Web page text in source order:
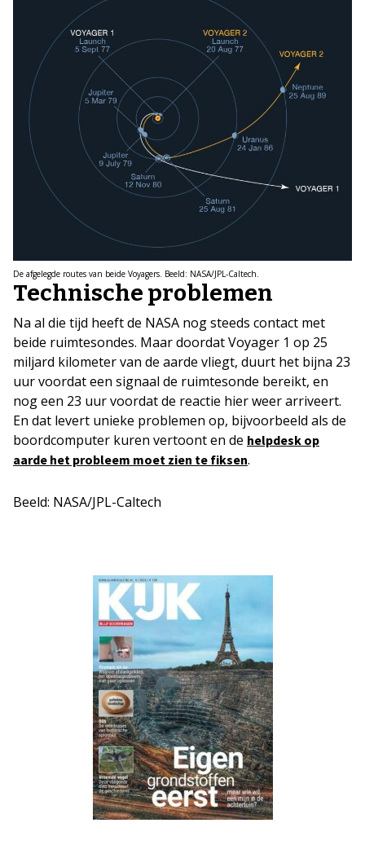
De afgelegde routes van beide Voyagers. Beeld: NASA/JPL-Caltech.
Technische problemen
Na al die tijd heeft de NASA nog steeds contact met
beide ruimtesondes. Maar doordat Voyager 1 op 25
miljard kilometer van de aarde vliegt, duurt het bijna 23
uur voordat een signaal de ruimtesonde bereikt, en
nog een 23 uur voordat de reactie hier weer arriveert.
En dat levert unieke problemen op, bijvoorbeeld als de
boordcomputer kuren vertoont en de helpdesk op
aarde het probleem moet zien te fiksen.
Beeld: NASA/JPL-Caltech